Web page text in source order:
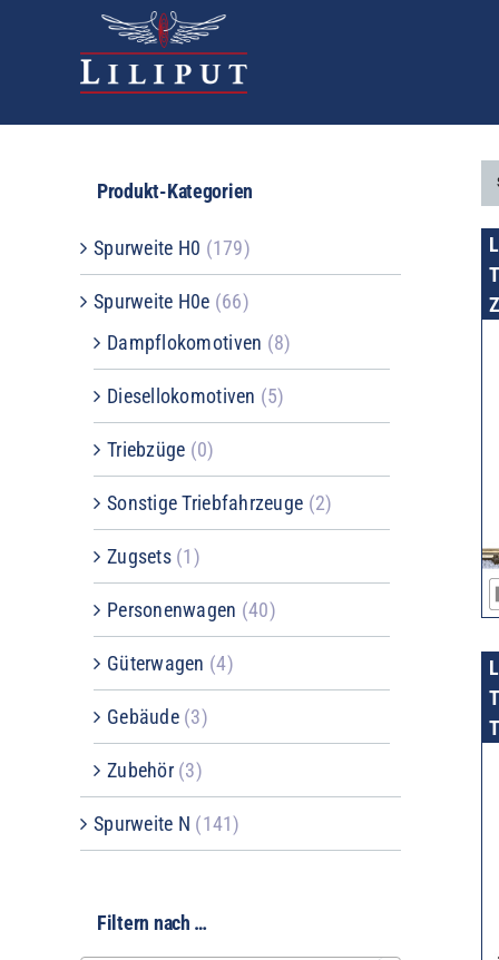
Produkt-Kategorien
Spurweite H0 (179)
Spurweite H0e (66)
Dampflokomotiven (8)
Diesellokomotiven (5)
Triebzüge (0)
Sonstige Triebfahrzeuge (2)
Zugsets (1)
Personenwagen (40)
Güterwagen (4)
Gebäude (3)
Zubehör (3)
Spurweite N (141)
Filtern nach …